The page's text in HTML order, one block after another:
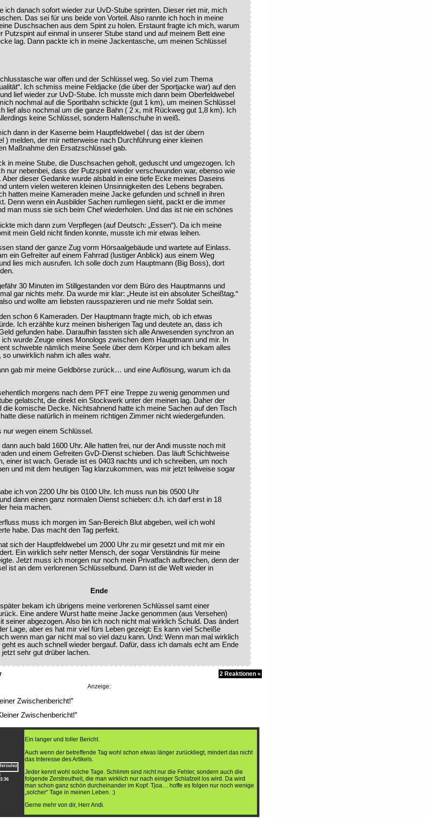
ich danach sofort wieder zur UvD-Stube sprinten. Dieser riet mir, mich
Das sei für uns beide von Vorteil. Also rannte ich hoch in meine
Duschsachen aus dem Spint zu holen. Erstaunt fragte ich mich, warum
Putzspint auf einmal in unserer Stube stand und auf meinem Bett eine
lag. Dann packte ich in meine Jackentasche, um meinen Schlüssel
war offen und der Schlüssel weg. So viel zum Thema
Ich schmiss meine Feldjacke (die über der Sportjacke war) auf den
lief wieder zur UvD-Stube. Ich musste mich dann beim Oberfeldwebel
nochmal auf die Sportbahn schickte (gut 1 km), um meinen Schlüssel
lief also nochmal um die ganze Bahn ( 2 x, mit Rückweg gut 1,8 km). Ich
keine Schlüssel, sondern Hallenschuhe in weiß.
dann in der Kaserne beim Hauptfeldwebel ( das ist der übern
) melden, der mir netterweise nach Durchführung einer kleinen
Maßnahme den Ersatzschlüssel gab.
in meine Stube, die Duschsachen geholt, geduscht und umgezogen. Ich
nur nebenbei, dass der Putzspint wieder verschwunden war, ebenso wie
Aber dieser Gedanke wurde alsbald in eine tiefe Ecke meines Daseins
untern vielen weiteren kleinen Unsinnigkeiten des Lebens begraben.
hatten meine Kameraden meine Jacke gefunden und schnell in ihren
Denn wenn ein Ausbilder Sachen rumliegen sieht, packt er die immer
man muss sie sich beim Chef wiederholen. Und das ist nie ein schönes
mich dann zum Verpflegen (auf Deutsch: „Essen“). Da ich meine
mein Geld nicht finden konnte, musste ich mir etwas leihen.
stand der ganze Zug vorm Hörsaalgebäude und wartete auf Einlass.
ein Gefreiter auf einem Fahrrad (lustiger Anblick) aus einem Weg
lies mich ausrufen. Ich solle doch zum Hauptmann (Big Boss), dort
30 Minuten im Stillgestanden vor dem Büro des Hauptmanns und
gar nichts mehr. Da wurde mir klar: „Heute ist ein absoluter Scheißtag.“
und wollte am liebsten rausspazieren und nie mehr Soldat sein.
schon 6 Kameraden. Der Hauptmann fragte mich, ob ich etwas
Ich erzählte kurz meinen bisherigen Tag und deutete an, dass ich
gefunden habe. Daraufhin fassten sich alle Anwesenden synchron an
ich wurde Zeuge eines Monologs zwischen dem Hauptmann und mir. In
schwebte nämlich meine Seele über dem Körper und ich bekam alles
so unwirklich nahm ich alles wahr.
gab mir meine Geldbörse zurück… und eine Auflösung, warum ich da
morgens nach dem PFT eine Treppe zu wenig genommen und
gelatscht, die direkt ein Stockwerk unter der meinen lag. Daher der
die komische Decke. Nichtsahnend hatte ich meine Sachen auf den Tisch
diese natürlich in meinem richtigen Zimmer nicht wiedergefunden.
nur wegen einem Schlüssel.
dann auch bald 1600 Uhr. Alle hatten frei, nur der Andi musste noch mit
und einem Gefreiten GvD-Dienst schieben. Das läuft Schichtweise
einer ist wach. Gerade ist es 0403 nachts und ich schreiben, um noch
und mit dem heutigen Tag klarzukommen, was mir jetzt teilweise sogar
ich von 2200 Uhr bis 0100 Uhr. Ich muss nun bis 0500 Uhr
dann einen ganz normalen Dienst schieben: d.h. ich darf erst in 18
heia machen.
muss ich morgen im San-Bereich Blut abgeben, weil ich wohl
habe. Das macht den Tag perfekt.
sich der Hauptfeldwebel um 2000 Uhr zu mir gesetzt und mit mir ein
Ein wirklich sehr netter Mensch, der sogar Verständnis für meine
Jetzt muss ich morgen nur noch mein Privatfach aufbrechen, denn der
ist an dem verlorenen Schlüsselbund. Dann ist die Welt wieder in
Ende
bekam ich übrigens meine verlorenen Schlüssel samt einer
Eine andere Wurst hatte meine Jacke genommen (aus Versehen)
seiner abgezogen. Also bin ich noch nicht mal wirklich Schuld. Das ändert
Lage, aber es hat mir viel fürs Leben gezeigt: Es kann viel Scheiße
wenn man gar nicht mal so viel dazu kann. Und: Wenn man mal wirklich
es auch schnell wieder bergauf. Dafür, dass ich damals echt am Ende
sehr gut drüber lachen.
2 Reaktionen »
Anzeige:
Zwischenbericht!”
Zwischenbericht!”
Ein langer und toller Bericht.
Auch wenn der betreffende Tag wohl schon etwas länger zurückliegt, mindert das nicht
das Interesse des Artikels.
Jeder kennt wohl solche Tage. Schlimm sind nicht nur die Fehler, sondern auch die
folgende Zerstreutheit, die man wirklich nur nach einiger Schlafzeit los wird. Da wird
man schon ganz schön durcheinander im Kopf. Tjoa… hoffe es folgen nur noch wenige
„solcher“ Tage in meinen Leben. :)
Gerne mehr von dir, Herr Andi.